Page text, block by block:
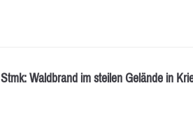
Stmk: Waldbrand im steilen Gelände in